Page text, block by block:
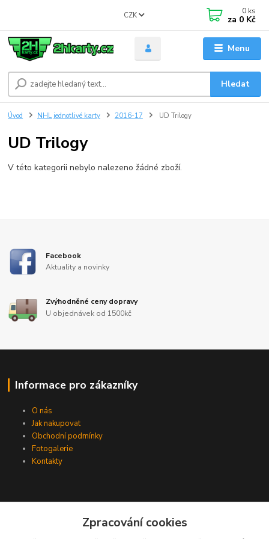
Menu
CZK
Hledat
0 ks
za 0 Kč
Úvod NHL jednotlivé karty 2016-17 UD Trilogy
UD Trilogy
V této kategorii nebylo nalezeno žádné zboží.
Facebook
Aktuality a novinky
Zvýhodněné ceny dopravy
U objednávek od 1500kč
Informace pro zákazníky
O nás
Jak nakupovat
Obchodní podmínky
Fotogalerie
Kontakty
Zpracování cookies